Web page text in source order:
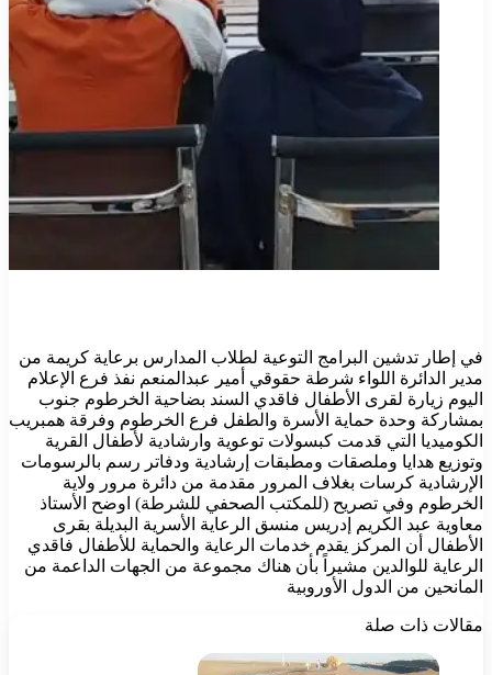
في إطار تدشين البرامج التوعية لطلاب المدارس برعاية كريمة من
مدير الدائرة اللواء شرطة حقوقي أمير عبدالمنعم نفذ فرع الإعلام
اليوم زيارة لقرى الأطفال فاقدي السند بضاحية الخرطوم جنوب
بمشاركة وحدة حماية الأسرة والطفل فرع الخرطوم وفرقة همبريب
الكوميديا التي قدمت كبسولات توعوية وارشادية لأطفال القرية
وتوزيع هدايا وملصقات ومطبقات إرشادية ودفاتر رسم بالرسومات
الإرشادية كرسات بغلاف المرور مقدمة من دائرة مرور ولاية
الخرطوم وفي تصريح (للمكتب الصحفي للشرطة) اوضح الأستاذ
معاوية عبد الكريم إدريس منسق الرعاية الأسرية البديلة بقرى
الأطفال أن المركز يقدم خدمات الرعاية والحماية للأطفال فاقدي
الرعاية للوالدين مشيراً بأن هناك مجموعة من الجهات الداعمة من
المانحين من الدول الأوروبية
مقالات ذات صلة